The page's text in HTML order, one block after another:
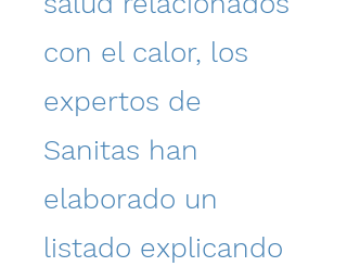
con el calor, los
expertos de
Sanitas han
elaborado un
listado explicando